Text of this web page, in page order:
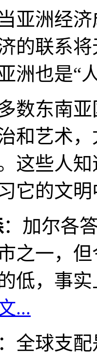
亚洲经
的联系
洲也是“
数东南
和艺术
这些人
它的文
：加尔各
之一，
低，事
...
：全球支